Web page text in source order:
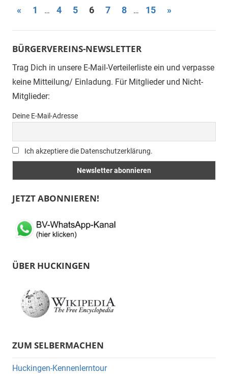
Seitennummerierung
der
Beiträge
« Vorherige
1 … 4 5 6 7 8 … 15
Nächste
»
BÜRGERVEREINS-NEWSLETTER
Trag Dich in unsere E-Mail-Verteilerliste ein und verpasse
keine Mitteilung/ Einladung. Für Mitglieder und Nicht-
Mitglieder:
Deine E-Mail-Adresse
Ich akzeptiere die Datenschutzerklärung.
JETZT ABONNIEREN!
ÜBER HUCKINGEN
ZUM SELBERMACHEN
Huckingen-Kennenlerntour